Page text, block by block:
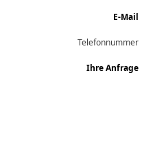
E-Mail
Telefonnummer
Ihre Anfrage